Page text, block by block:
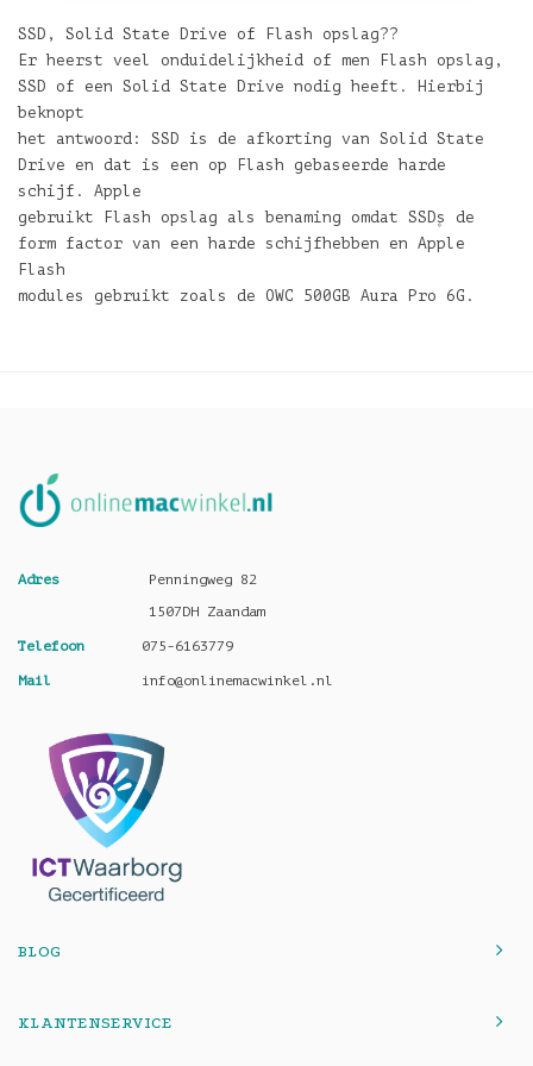
SSD, Solid State Drive of Flash opslag??
Er heerst veel onduidelijkheid of men Flash opslag,
SSD of een Solid State Drive nodig heeft. Hierbij
beknopt
het antwoord: SSD is de afkorting van Solid State
Drive en dat is een op Flash gebaseerde harde
schijf. Apple
gebruikt Flash opslag als benaming omdat SSD۪s de
form factor van een harde schijfhebben en Apple
Flash
modules gebruikt zoals de OWC 500GB Aura Pro 6G.
Adres
Penningweg 82
1507DH Zaandam
Telefoon 075-6163779
Mail info@onlinemacwinkel.nl
BLOG
KLANTENSERVICE